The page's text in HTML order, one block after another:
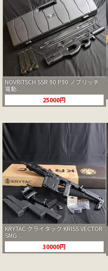
NOVRITSCH SSR 90 P90 ノブリッチ
電動...
25000円
KRYTAC クライタック KRISS VECTOR
SMG ...
30000円